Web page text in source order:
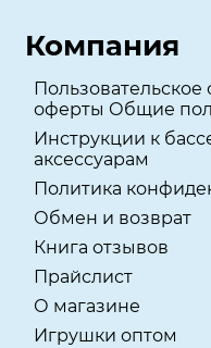
Компания
оферты Общие
Инструкции к
аксессуарам
Политика
Обмен и возврат
Книга отзывов
Прайслист
О магазине
Игрушки оптом